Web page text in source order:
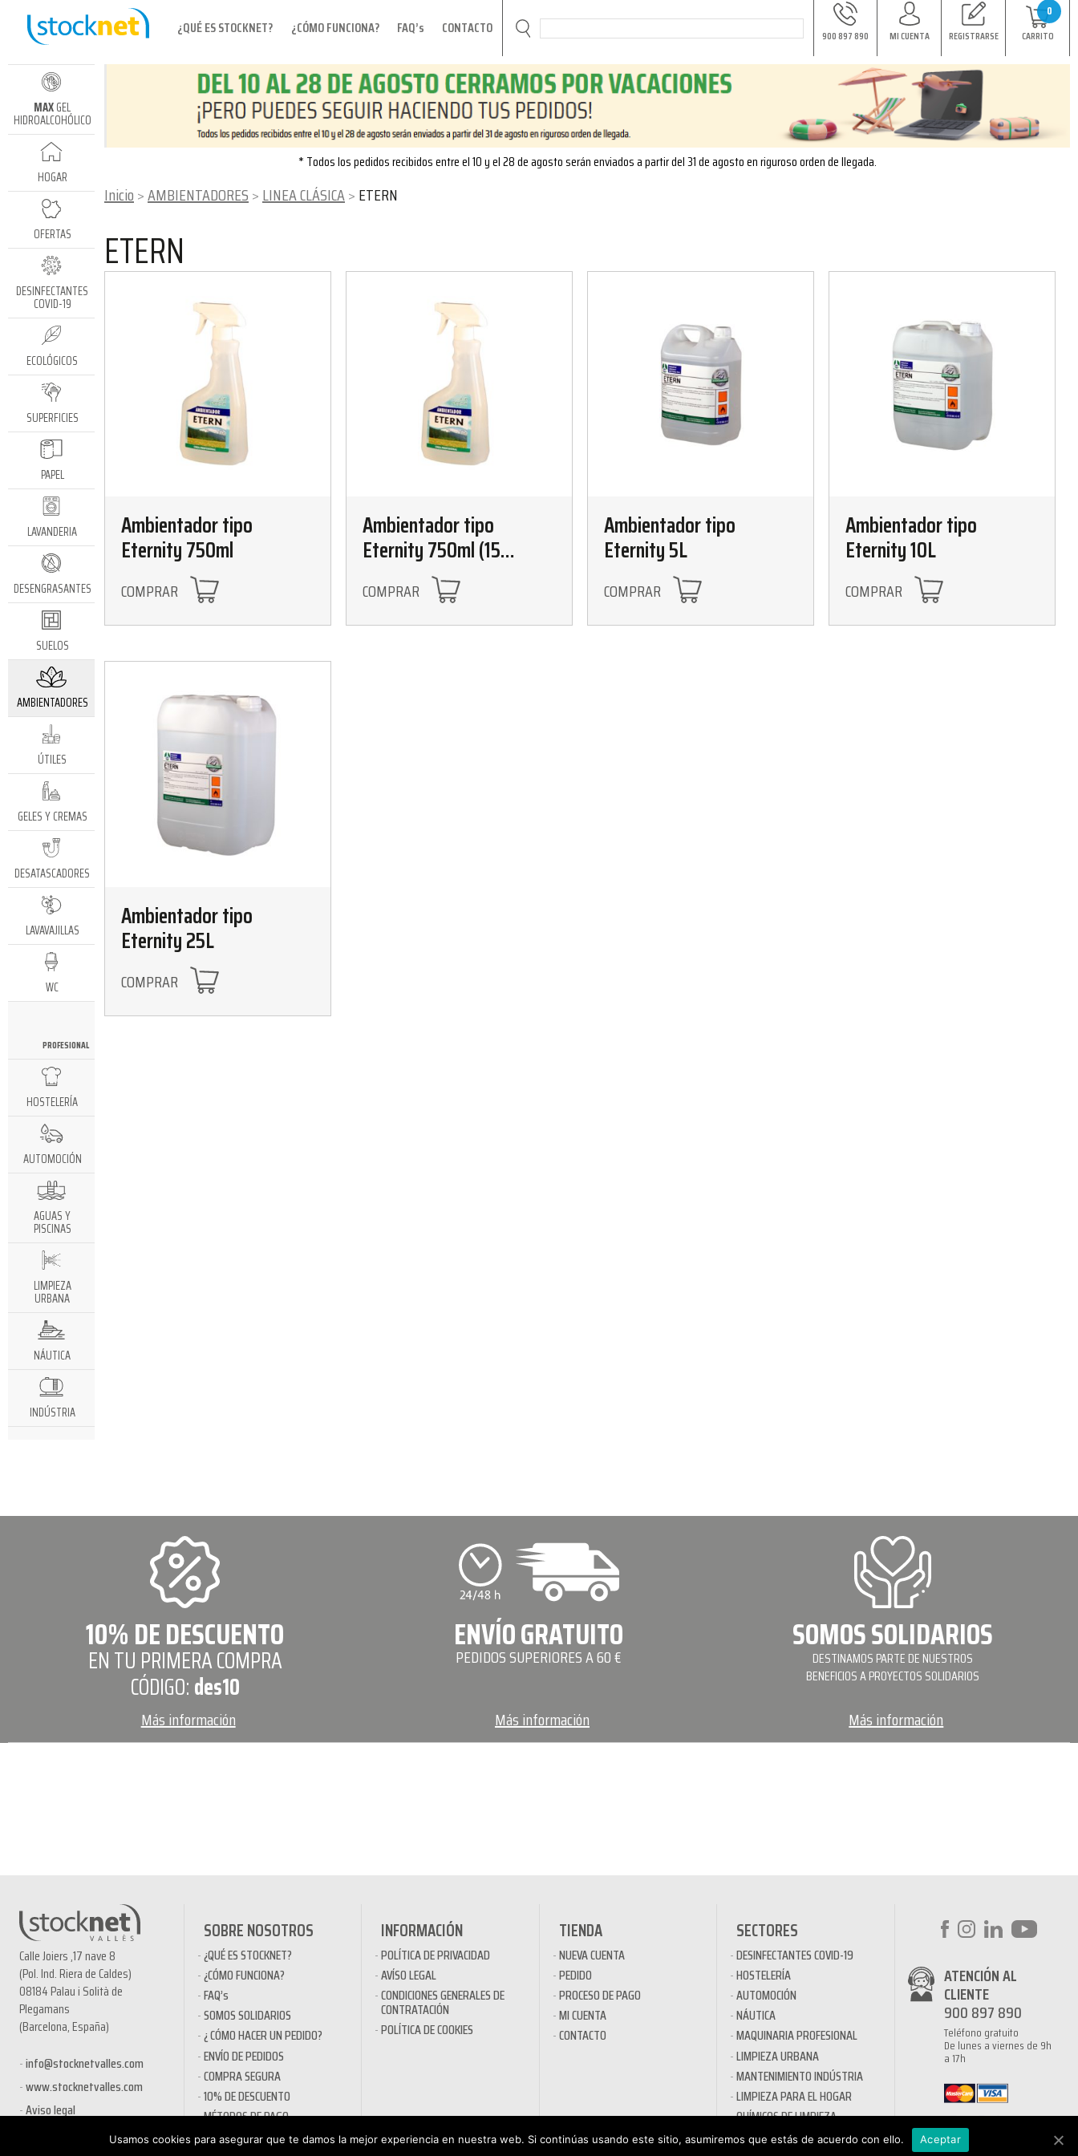
¿QUÉ ES STOCKNET? ¿CÓMO FUNCIONA? FAQ’s CONTACTO 900 897 890 MI CUENTA REGISTRARSE
0
CARRITO
MAXGEL
HIDROALCOHÓLICO
HOGAR
OFERTAS
DESINFECTANTES
COVID-19
ECOLÓGICOS
SUPERFICIES
PAPEL
LAVANDERIA
DESENGRASANTES
SUELOS
AMBIENTADORES
ÚTILES
GELES Y CREMAS
DESATASCADORES
LAVAVAJILLAS
WC
PROFESIONAL
HOSTELERÍA
AUTOMOCIÓN
AGUAS Y
PISCINAS
LIMPIEZA
URBANA
NÁUTICA
INDÚSTRIA
* Todos los pedidos recibidos entre el 10 y el 28 de agosto serán enviados a partir del 31 de agosto en riguroso orden de llegada.
Inicio AMBIENTADORES LINEA CLÁSICA ETERN
ETERN
Ambientador tipo
Eternity 750ml
COMPRAR
Ambientador tipo
Eternity 750ml (15
unidades)
COMPRAR
Ambientador tipo
Eternity 5L
COMPRAR
Ambientador tipo
Eternity 10L
COMPRAR
Ambientador tipo
Eternity 25L
COMPRAR
10% DE DESCUENTO
EN TU PRIMERA COMPRA
CÓDIGO:des10
Más información
ENVÍO GRATUITO
PEDIDOS SUPERIORES A 60 €
Más información
SOMOS SOLIDARIOS
DESTINAMOS PARTE DE NUESTROS
BENEFICIOS A PROYECTOS SOLIDARIOS
Más información
Calle Joiers ,17 nave 8
(Pol. Ind. Riera de Caldes)
08184 Palau i Solità de
Plegamans
(Barcelona, España)
info@stocknetvalles.com
www.stocknetvalles.com
Aviso legal
SOBRE NOSOTROS
¿QUÉ ES STOCKNET?
¿CÓMO FUNCIONA?
FAQ’s
SOMOS SOLIDARIOS
¿ CÓMO HACER UN PEDIDO?
ENVÍO DE PEDIDOS
COMPRA SEGURA
10% DE DESCUENTO
MÉTODOS DE PAGO
PRODUCTOS EN OFERTA
INFORMACIÓN
POLÍTICA DE PRIVACIDAD
AVÍSO LEGAL
CONDICIONES GENERALES DE
CONTRATACIÓN
POLÍTICA DE COOKIES
TIENDA
NUEVA CUENTA
PEDIDO
PROCESO DE PAGO
MI CUENTA
CONTACTO
SECTORES
DESINFECTANTES COVID-19
HOSTELERÍA
AUTOMOCIÓN
NÁUTICA
MAQUINARIA PROFESIONAL
LIMPIEZA URBANA
MANTENIMIENTO INDÚSTRIA
LIMPIEZA PARA EL HOGAR
QUÍMICOS DE LIMPIEZA
ECOLÓGICOS
ATENCIÓN AL
CLIENTE
900 897 890
Teléfono gratuito
De lunes a viernes de 9h
a 17h
Usamos cookies para asegurar que te damos la mejor experiencia en nuestra web. Si continúas usando este sitio, asumiremos que estás de acuerdo con ello. Aceptar